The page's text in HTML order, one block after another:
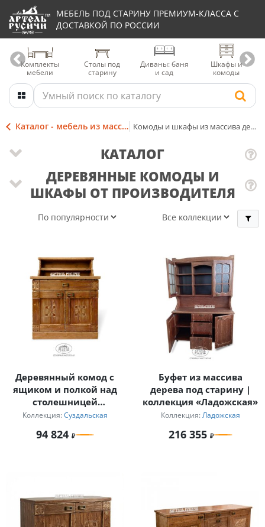
МЕБЕЛЬ ПОД СТАРИНУ ПРЕМИУМ-КЛАССА С
ДОСТАВКОЙ ПО РОССИИ
Комплекты
мебели
Столы под
старину
Диваны: баня
и сад
Шкафы и
комоды
Каталог - мебель из массива Комоды и шкафы из массива дерева
ДЕРЕВЯННЫЕ КОМОДЫ И
ШКАФЫ ОТ ПРОИЗВОДИТЕЛЯ
Деревянный комод с
ящиком и полкой над
столешницей
«Суздальский»
Коллекция: Суздальская
94 824
Буфет из массива
дерева под старину |
коллекция «Ладожская»
Коллекция: Ладожская
216 355
КАТАЛОГ